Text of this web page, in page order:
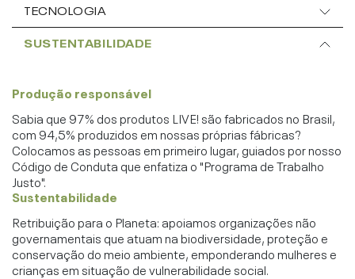
TECNOLOGIA
SUSTENTABILIDADE
Produção responsável
Sabia que 97% dos produtos LIVE! são fabricados no Brasil,
com 94,5% produzidos em nossas próprias fábricas?
Colocamos as pessoas em primeiro lugar, guiados por nosso
Código de Conduta que enfatiza o "Programa de Trabalho
Justo".
Sustentabilidade
Retribuição para o Planeta: apoiamos organizações não
governamentais que atuam na biodiversidade, proteção e
conservação do meio ambiente, emponderando mulheres e
crianças em situação de vulnerabilidade social.